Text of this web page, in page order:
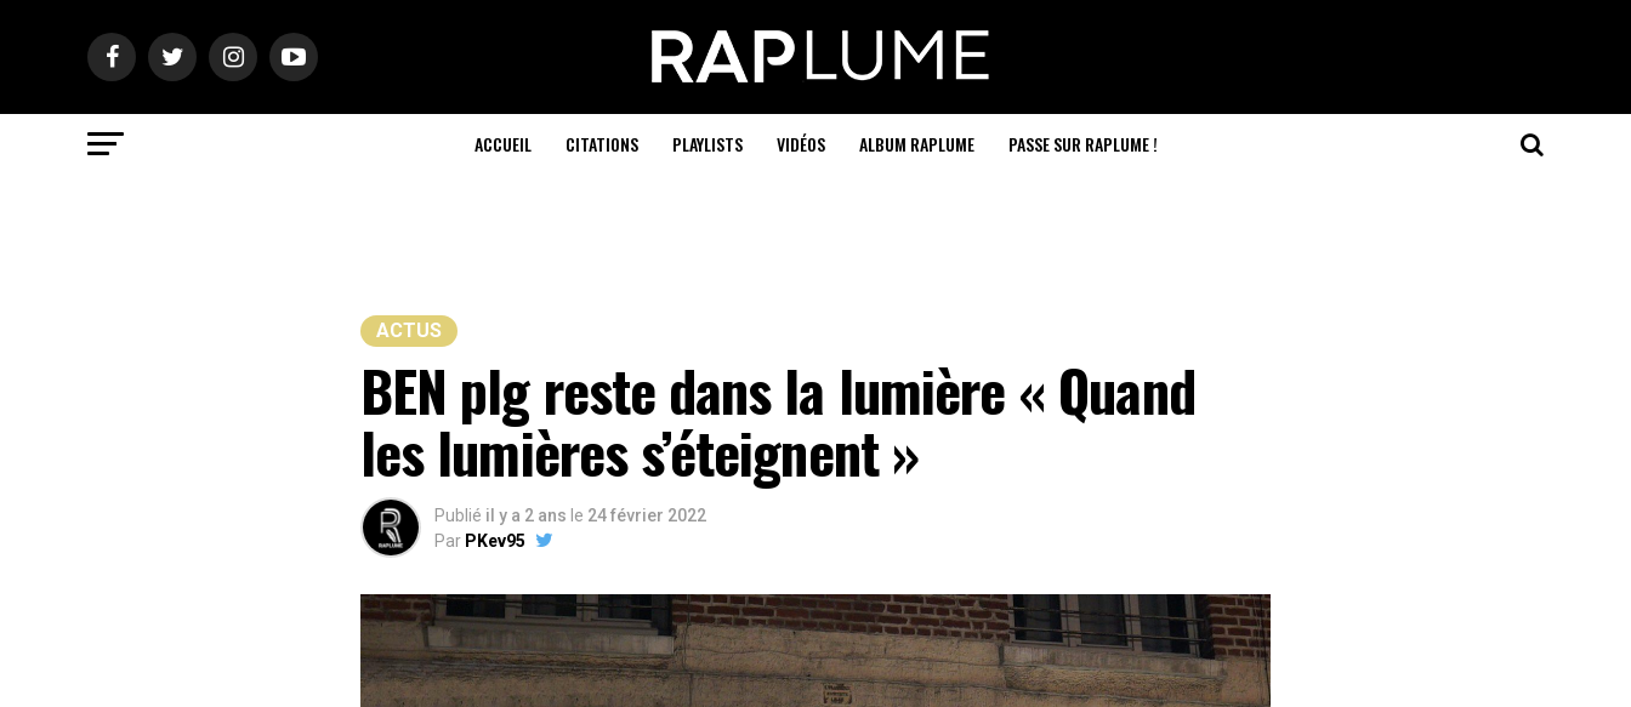
ACCUEIL CITATIONS PLAYLISTS VIDÉOS ALBUM RAPLUME PASSE SUR RAPLUME !
ACTUS
BEN plg reste dans la lumière « Quand
les lumières s’éteignent »
Publié il y a 2 ans le 24 février 2022
Par PKev95